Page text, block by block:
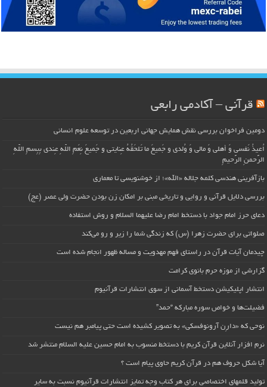
قرآنی – آکادمی رابعی
دومین فراخوان بررسی نقش همایش جهانی اربعین در توسعه علوم انسانی
اُعیذُ نَفسی وَ أهلی وَ مالی وَ وُلدی و جَمیعَ ما تَلحَقُهُ عِنایتی و جَمیعَ نِعَمِ اللّهِ عِندی بِبِسمِ اللّهِ
الرَّحمنِ الرَّحیمِ
بازآفرینی هندسی کلمه جلاله «الله»؛ از خوشنویسی تا معماری
بررسی دلایل قرآنی و روایی و تاریخی مبنی بر امکان زن بودن حضرت ولی عصر (عج)
دعای حرز امام جواد با دستخط امام رضا علیهما السلام و روش استفاده
صلواتی برای حضرت زهرا (س) که زندگی شما را زیر و رو می‌کند
چیدمان آیات قرآن در راستای فهم مهدویت و مساله ظهور انجام شده است
گزارشی از موزه حرم بانوی کرامت
انتشار اپلیکیشن دستخط آسمانی از سوی انتشارات قرآنیوم
فضیلت‌ها و خواص سوره مبارکه “حمد”
نوحی که «دارِن آرونوفسکی» به تصویر کشیده است حتی پیامبر هم نیست
نرم افزار آنلاین قرآن کریم با دستخط منسوب به امام حسین علیه السلام منتشر شد
آیا شکل حروف هم در قرآن کریم حاوی پیام است ؟
تولید قلمهای اختصاصی برای هر کتاب وجه تمایز انتشارات قرآنیوم نسبت به سایر